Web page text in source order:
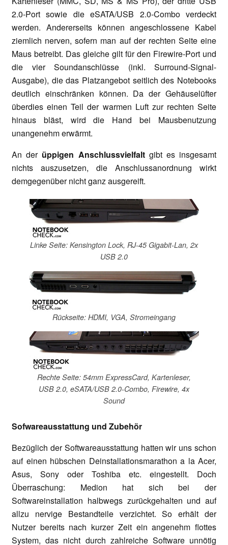
2.0-Port sowie die eSATA/USB 2.0-Combo verdeckt
werden. Andererseits können angeschlossene Kabel
ziemlich nerven, sofern man auf der rechten Seite eine
Maus betreibt. Das gleiche gilt für den Firewire-Port und
die vier Soundanschlüsse (inkl. Surround-Signal-
Ausgabe), die das Platzangebot seitlich des Notebooks
deutlich einschränken können. Da der Gehäuselüfter
überdies einen Teil der warmen Luft zur rechten Seite
hinaus bläst, wird die Hand bei Mausbenutzung
unangenehm erwärmt.
An der üppigen Anschlussvielfaltgibt es insgesamt
nichts auszusetzen, die Anschlussanordnung wirkt
demgegenüber nicht ganz ausgereift.
Linke Seite: Kensington Lock, RJ-45 Gigabit-Lan, 2x
USB 2.0
Rückseite: HDMI, VGA, Stromeingang
Rechte Seite: 54mm ExpressCard, Kartenleser,
USB 2.0, eSATA/USB 2.0-Combo, Firewire, 4x
Sound
Sofwareausstattung und Zubehör
Bezüglich der Softwareausstattung hatten wir uns schon
auf einen hübschen Deinstallationsmarathon a la Acer,
Asus, Sony oder Toshiba etc. eingestellt. Doch
Überraschung: Medion hat sich bei der
Softwareinstallation halbwegs zurückgehalten und auf
allzu nervige Bestandteile verzichtet. So erhält der
Nutzer bereits nach kurzer Zeit ein angenehm flottes
System, das nicht durch zahlreiche Software unnötig